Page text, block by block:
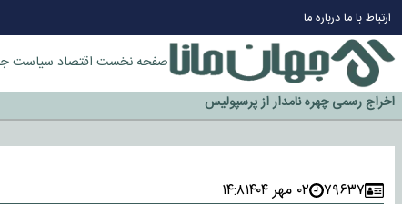
ارتباط با مادرباره ما
صفحه نخست اقتصاد سیاست
چرا طلا دوباره افزایشی شد؟
گزینه جدایی اوسمار روی میز مدیران پرسپولیس
آیا رئیس جمهور آمریکا قانون را دور می‌زند؟
اخراج رسمی چهره نامدار از پرسپولیس
سازمان اطلاعات سپاه: پروژه دولت ترامپ برای مهار چین، روسیه و اروپا شکست
۷۹۶۳۷ ۰۲ مهر ۱۴۰۴
۱۴:۸